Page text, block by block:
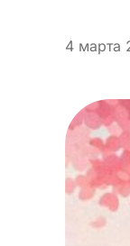
4 марта